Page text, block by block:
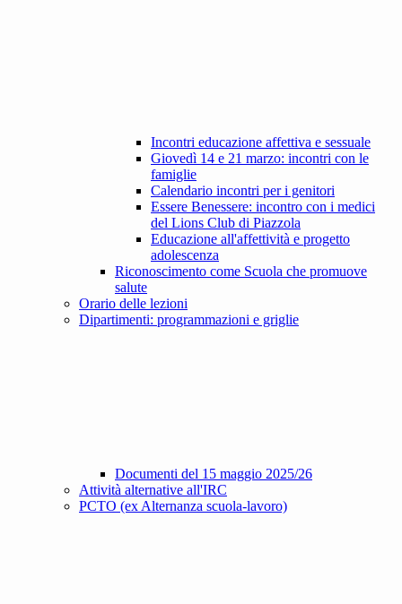
Incontri educazione affettiva e sessuale
Giovedì 14 e 21 marzo: incontri con le
famiglie
Calendario incontri per i genitori
Essere Benessere: incontro con i medici
del Lions Club di Piazzola
Educazione all'affettività e progetto
adolescenza
Riconoscimento come Scuola che promuove
salute
Orario delle lezioni
Dipartimenti: programmazioni e griglie
Documenti del 15 maggio 2025/26
Attività alternative all'IRC
PCTO (ex Alternanza scuola-lavoro)